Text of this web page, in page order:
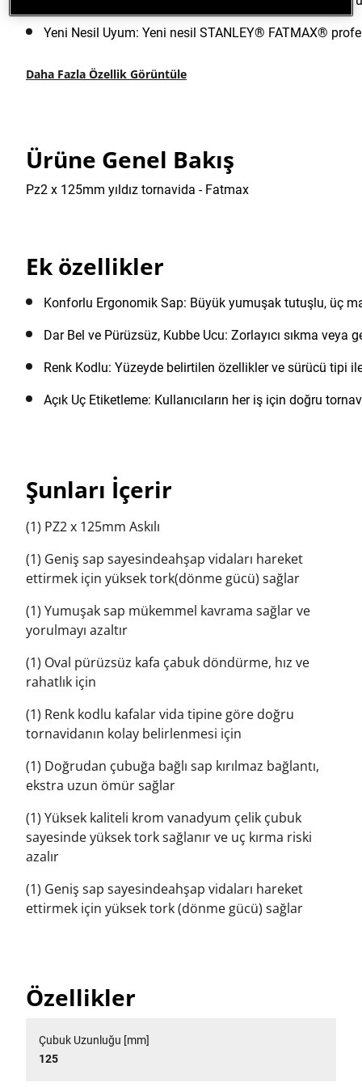
Yeni Nesil Uyum: Yeni nesil STANLEY® FATMAX®
Daha Fazla Özellik Görüntüle
Ürüne Genel Bakış
Pz2 x 125mm yıldız tornavida - Fatmax
Ek özellikler
Konforlu Ergonomik Sap: Büyük yumuşak tutuşlu, üç
Dar Bel ve Pürüzsüz, Kubbe Ucu: Zorlayıcı sıkma
Renk Kodlu: Yüzeyde belirtilen özellikler ve sürücü tipi
Açık Uç Etiketleme: Kullanıcıların her iş için doğru
Şunları İçerir
(1) PZ2 x 125mm Askılı
(1) Geniş sap sayesindeahşap vidaları hareket
ettirmek için yüksek tork(dönme gücü) sağlar
(1) Yumuşak sap mükemmel kavrama sağlar ve
yorulmayı azaltır
(1) Oval pürüzsüz kafa çabuk döndürme, hız ve
rahatlık için
(1) Renk kodlu kafalar vida tipine göre doğru
tornavidanın kolay belirlenmesi için
(1) Doğrudan çubuğa bağlı sap kırılmaz bağlantı,
ekstra uzun ömür sağlar
(1) Yüksek kaliteli krom vanadyum çelik çubuk
sayesinde yüksek tork sağlanır ve uç kırma riski
azalır
(1) Geniş sap sayesindeahşap vidaları hareket
ettirmek için yüksek tork (dönme gücü) sağlar
Özellikler
Çubuk Uzunluğu [mm]
125